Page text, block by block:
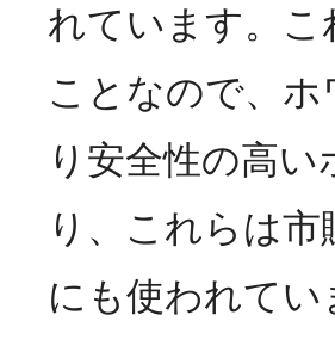
れています。
ことなので、
り安全性の高
り、これらは
にも使われてい